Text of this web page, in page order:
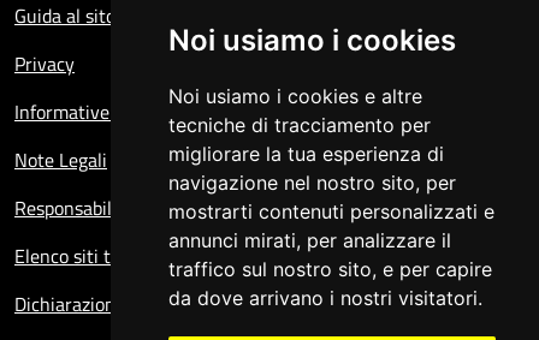
Noi usiamo i cookies
Noi usiamo i cookies e altre
tecniche di tracciamento per
migliorare la tua esperienza di
navigazione nel nostro sito, per
mostrarti contenuti personalizzati e
annunci mirati, per analizzare il
traffico sul nostro sito, e per capire
da dove arrivano i nostri visitatori.
Guida al sito
Privacy
Informative sul trattamento dei dati personali
Note Legali
Responsabile del sito
Elenco siti tematici
Dichiarazione di accessibilità